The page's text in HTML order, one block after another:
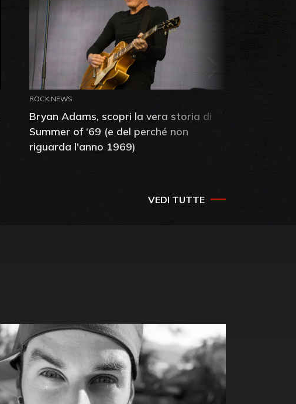
ROCK NEWS
Bryan Adams, scopri la vera storia di
Summer of ‘69 (e del perché non
riguarda l'anno 1969)
VEDI TUTTE